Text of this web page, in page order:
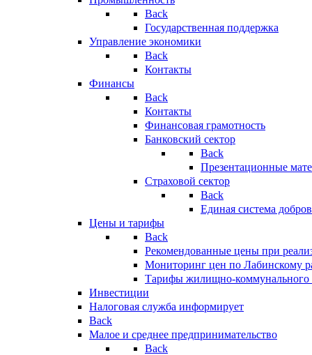
Back
Государственная поддержка
Управление экономики
Back
Контакты
Финансы
Back
Контакты
Финансовая грамотность
Банковский сектор
Back
Презентационные
Страховой сектор
Back
Единая система
Цены и тарифы
Back
Рекомендованные цены при
Мониторинг цен по Лабинскому
Тарифы жилищно-коммунального
Инвестиции
Налоговая служба информирует
Back
Малое и среднее предпринимательство
Back